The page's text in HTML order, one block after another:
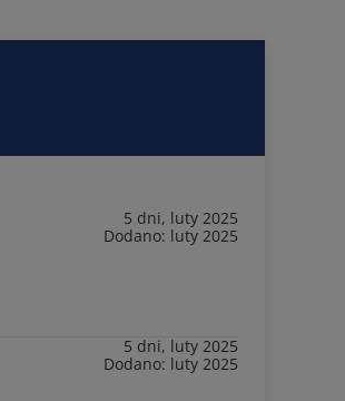
5 dni, luty 2025
Dodano: luty 2025
5 dni, luty 2025
Dodano: luty 2025